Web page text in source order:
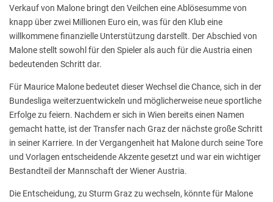
Verkauf von Malone bringt den Veilchen eine Ablösesumme von
knapp über zwei Millionen Euro ein, was für den Klub eine
willkommene finanzielle Unterstützung darstellt. Der Abschied von
Malone stellt sowohl für den Spieler als auch für die Austria einen
bedeutenden Schritt dar.
Für Maurice Malone bedeutet dieser Wechsel die Chance, sich in der
Bundesliga weiterzuentwickeln und möglicherweise neue sportliche
Erfolge zu feiern. Nachdem er sich in Wien bereits einen Namen
gemacht hatte, ist der Transfer nach Graz der nächste große Schritt
in seiner Karriere. In der Vergangenheit hat Malone durch seine Tore
und Vorlagen entscheidende Akzente gesetzt und war ein wichtiger
Bestandteil der Mannschaft der Wiener Austria.
Die Entscheidung, zu Sturm Graz zu wechseln, könnte für Malone